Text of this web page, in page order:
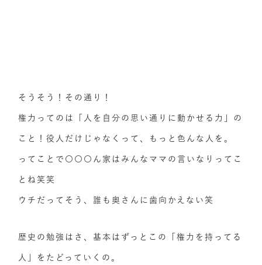
そうそう！その通り！
権力ってのは「人を自分の思い通りに動かせる力」の
こと！役人だけじゃなくって、もっと色んな人を。
ってことで〇〇〇ん家はみんなママの言いなりってこ
とね笑笑
ウチだってそう、誰も奥さんに歯向かえない笑
歴史の勉強はさ、基本はずっとこの「権力を持ってる
人」をたどっていくの。